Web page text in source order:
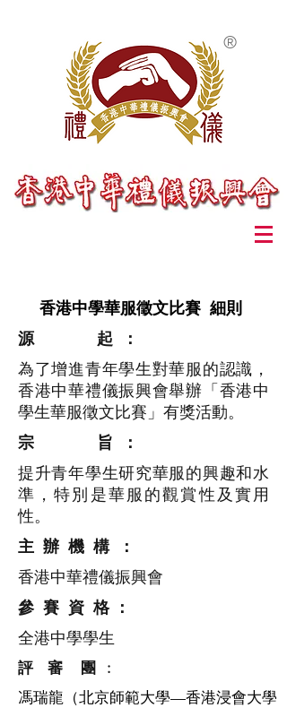
®
香港中學華服徵文比賽 細則
源 起 ：
為了增進青年學生對華服的認識，
香港中華禮儀振興會舉辦「香港中
學生華服徵文比賽」有獎活動。
宗 旨 ：
提升青年學生研究華服的興趣和水
準，特別是華服的觀賞性及實用
性。
主 辦 機 構 ：
香港中華禮儀振興會
參 賽 資 格 ：
全港中學學生
評 審 團 :
馮瑞龍（北京師範大學—香港浸會大學